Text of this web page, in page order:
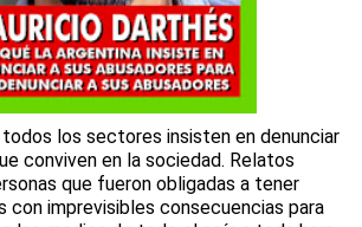
los sectores insisten en denunciar
conviven en la sociedad. Relatos
que fueron obligadas a tener
con imprevisibles consecuencias para